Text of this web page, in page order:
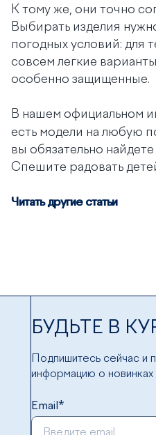
К тому же, они точно
Выбирать изделия
погодных условий: для
совсем легкие
особенно защищенные.
В нашем официальном
есть модели на любую
вы обязательно
Спешите радовать
Читать другие статьи
БУДЬТЕ В
Подпишитесь сейчас и
информацию о новинках
Email*